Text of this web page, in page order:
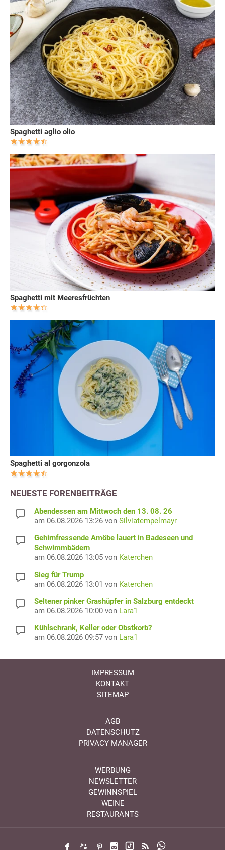
Spaghetti aglio olio
Spaghetti mit Meeresfrüchten
Spaghetti al gorgonzola
NEUESTE FORENBEITRÄGE
Abendessen am Mittwoch den 13. 08. 26
am 06.08.2026 13:26 von Silviatempelmayr
Gehirnfressende Amöbe lauert in Badeseen und
Schwimmbädern
am 06.08.2026 13:05 von Katerchen
Sieg für Trump
am 06.08.2026 13:01 von Katerchen
Seltener pinker Grashüpfer in Salzburg entdeckt
am 06.08.2026 10:00 von Lara1
Kühlschrank, Keller oder Obstkorb?
am 06.08.2026 09:57 von Lara1
IMPRESSUM
KONTAKT
SITEMAP
AGB
DATENSCHUTZ
PRIVACY MANAGER
WERBUNG
NEWSLETTER
GEWINNSPIEL
WEINE
RESTAURANTS